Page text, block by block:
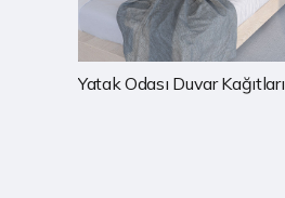
Çocuk Odası Duvar Kağıtları